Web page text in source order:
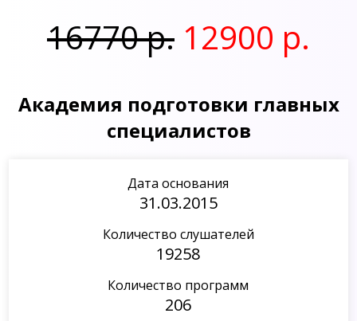
16770 р. 12900 р.
Академия подготовки главных
специалистов
Дата основания
31.03.2015
Количество слушателей
19258
Количество программ
206